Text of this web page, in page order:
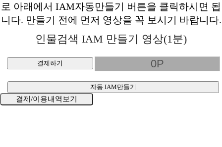
로 아래에서 IAM자동만들기 버튼을 클릭하시면 됩
니다. 만들기 전에 먼저 영상을 꼭 보시기 바랍니다.
인물검색 IAM 만들기 영상(1분)
결제하기
자동 IAM만들기
결제/이용내역보기